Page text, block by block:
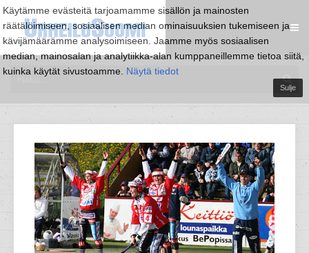
Käytämme evästeitä tarjoamamme sisällön ja mainosten
räätälöimiseen, sosiaalisen median ominaisuuksien tukemiseen ja
kävijämäärämme analysoimiseen. Jaamme myös sosiaalisen
median, mainosalan ja analytiikka-alan kumppaneillemme tietoa siitä,
kuinka käytät sivustoamme. Näytä tiedot
Sulje